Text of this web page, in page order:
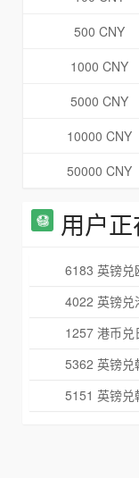
500 CNY
1000 CNY
5000 CNY
10000 CNY
50000 CNY
用户
6183 英镑兑
4022 英镑兑
1257 港币兑
5362 英镑兑
5151 英镑兑